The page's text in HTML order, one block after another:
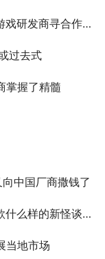
外数据源头；招聘海外游戏项目人才
过去式
掌握了精髓
中国厂商撒钱了
的新怪谈二游？
当地市场